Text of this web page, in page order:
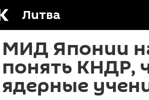
Литва
МИД Японии
понять КНДР,
ядерные